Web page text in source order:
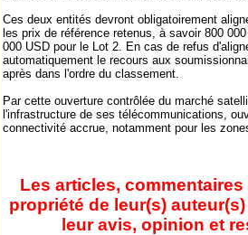
Ces deux entités devront obligatoirement
les prix de référence retenus, à savoir 800
000 USD pour le Lot 2. En cas de refus
automatiquement le recours aux
après dans l'ordre du classement.
Par cette ouverture contrôlée du marché
l'infrastructure de ses télécommunications,
connectivité accrue, notamment pour les
Les articles,
propriété de leur(s)
leur avis, opinion et